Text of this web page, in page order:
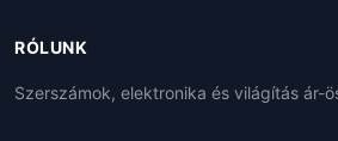
RÓLUNK
Szerszámok, elektronika és világítás ár-